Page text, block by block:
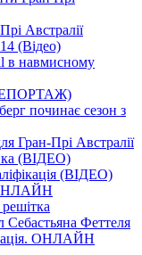
Австралії
(Відео)
в навмисному
починає сезон з
Гран-Прі Австралії
(ВІДЕО)
(ВІДЕО)
ОНЛАЙН
Себастьяна Феттеля
ОНЛАЙН